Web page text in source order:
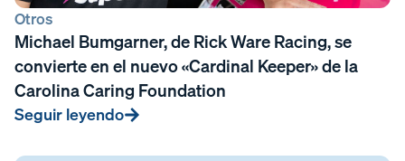
Otros
Michael Bumgarner, de Rick Ware Racing, se
convierte en el nuevo «Cardinal Keeper» de la
Carolina Caring Foundation
Seguir leyendo